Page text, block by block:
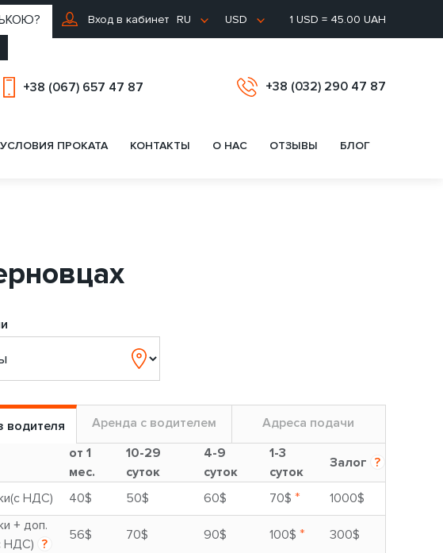
Вход в кабинет RU USD 1 USD = 45.00 UAH
+38 (067) 657 47 87 +38 (032) 290 47 87
УСЛОВИЯ ПРОКАТА КОНТАКТЫ О НАС ОТЗЫВЫ БЛОГ
водителя Аренда с водителем Адреса подачи
от 1
мес.
10-29
суток
4-9
суток
1-3
суток
Залог ?
НДС) 40$ 50$ 60$ 70$ *
1000$
+ доп.
НДС) ?
56$ 70$ 90$ 100$ * 300$